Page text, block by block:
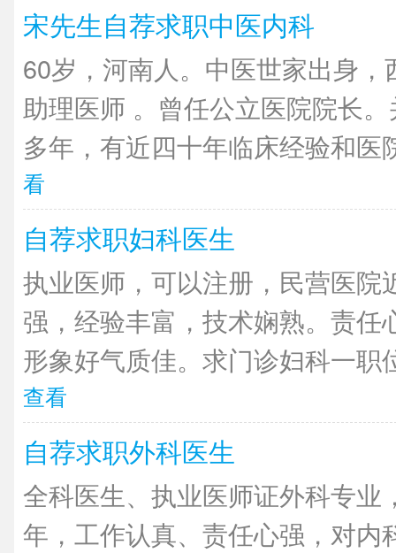
宋先生自荐求职中医内科
60岁，河南人。中医世家出身
助理医师 。曾任公立医院院长
多年，有近四十年临床经验和医
看
自荐求职妇科医生
执业医师，可以注册，民营医院
强，经验丰富，技术娴熟。责任
形象好气质佳。求门诊妇科一职
查看
自荐求职外科医生
全科医生、执业医师证外科专业
年，工作认真、责任心强，对内